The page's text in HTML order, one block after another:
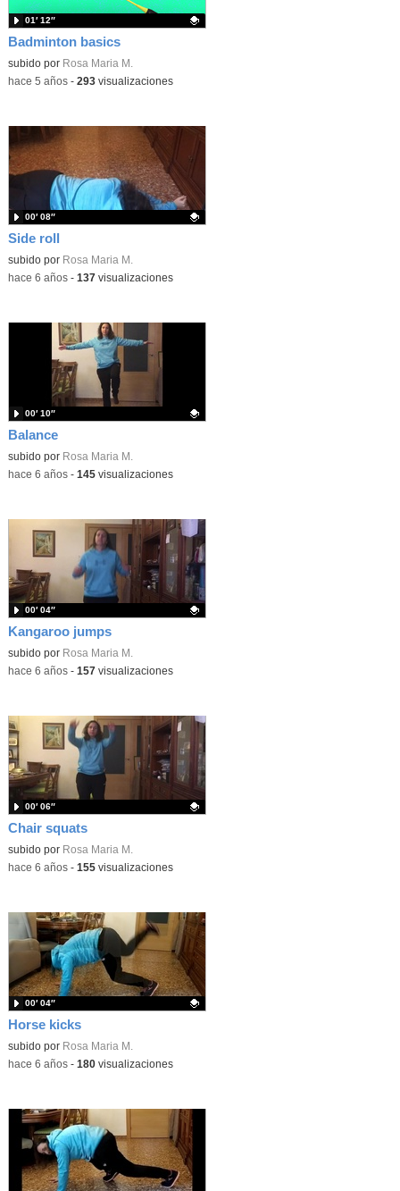
Badminton basics
Contenido educativo.
subido por Rosa Maria M.
01′ 12″
-hace 5 años- 293visualizaciones
Side roll
Contenido educativo.
subido por Rosa Maria M.
00′ 08″
-hace 6 años- 137visualizaciones
Balance
Contenido educativo.
subido por Rosa Maria M.
00′ 10″
-hace 6 años- 145visualizaciones
Kangaroo jumps
Contenido educativo.
subido por Rosa Maria M.
00′ 04″
-hace 6 años- 157visualizaciones
Chair squats
Contenido educativo.
subido por Rosa Maria M.
00′ 06″
-hace 6 años- 155visualizaciones
Horse kicks
Contenido educativo.
subido por Rosa Maria M.
00′ 04″
-hace 6 años- 180visualizaciones